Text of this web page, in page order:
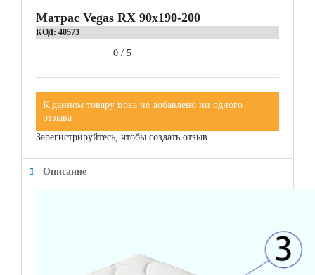
Матрас Vegas RX 90x190-200
КОД: 40573
0 / 5
К данном товару пока не добавлено ни одного
отзыва
Зарегистрируйтесь, чтобы создать отзыв.
Описание